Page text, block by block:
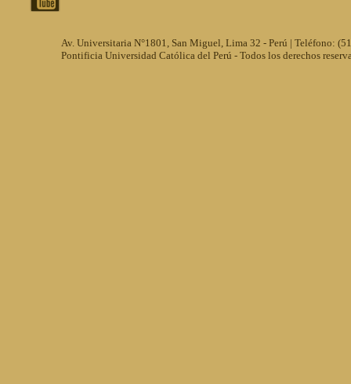
Av. Universitaria N°1801, San Miguel, Lima 32 - Perú | Teléfono:
Pontificia Universidad Católica del Perú - Todos los derechos